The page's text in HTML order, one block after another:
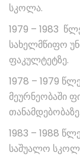
სკოლა.
1979 – 1983
სახელმწიფო
ფაკულტეტზე.
1978 – 1979
მეურნეობაში
თანამდებობაზე.
1983 – 1988
საშუალო